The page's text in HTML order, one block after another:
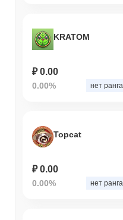
KRATOM
₽ 0.00
0.00% нет ранга
Topcat
₽ 0.00
0.00% нет ранга